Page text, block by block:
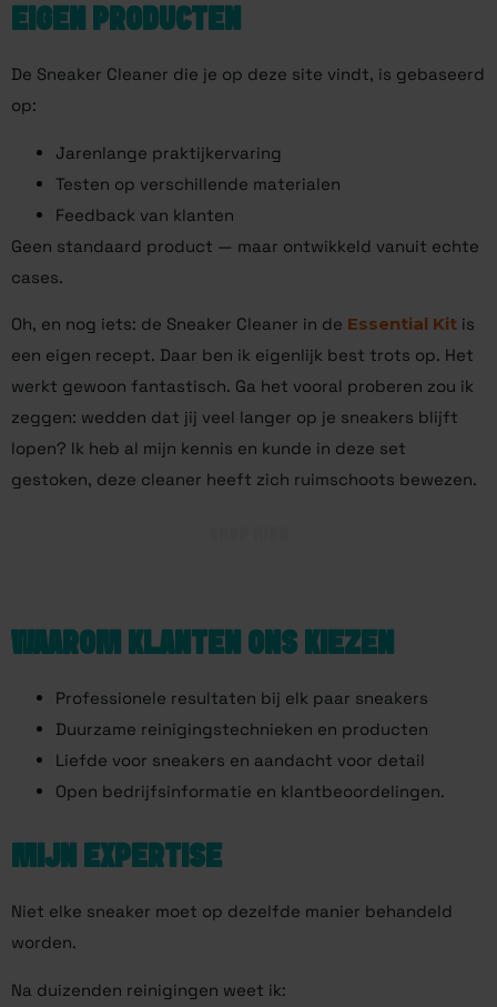
EIGEN PRODUCTEN
De Sneaker Cleaner die je op deze site vindt, is gebaseerd
op:
Jarenlange praktijkervaring
Testen op verschillende materialen
Feedback van klanten
Geen standaard product — maar ontwikkeld vanuit echte
cases.
Oh, en nog iets: de Sneaker Cleaner in de Essential Kit is
een eigen recept. Daar ben ik eigenlijk best trots op. Het
werkt gewoon fantastisch. Ga het vooral proberen zou ik
zeggen: wedden dat jij veel langer op je sneakers blijft
lopen? Ik heb al mijn kennis en kunde in deze set
gestoken, deze cleaner heeft zich ruimschoots bewezen.
WAAROM KLANTEN ONS KIEZEN
Professionele resultaten bij elk paar sneakers
Duurzame reinigingstechnieken en producten
Liefde voor sneakers en aandacht voor detail
Open bedrijfsinformatie en klantbeoordelingen.
MIJN EXPERTISE
Niet elke sneaker moet op dezelfde manier behandeld
worden.
Na duizenden reinigingen weet ik: